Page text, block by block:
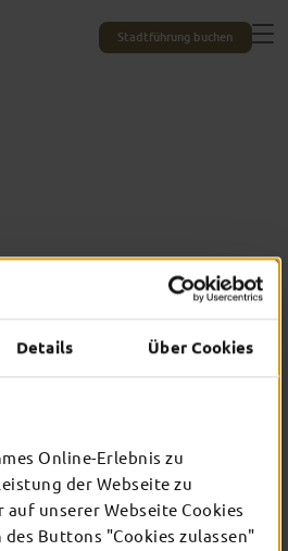
Details Über Cookies
Online-Erlebnis zu
der Webseite zu
unserer Webseite Cookies
Buttons "Cookies zulassen"
Stadtführung buchen
in Fulda